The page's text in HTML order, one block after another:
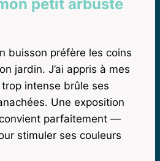
petit arbuste
buisson préfère les coins
jardin. J’ai appris à mes
trop intense brûle ses
Une exposition
parfaitement —
stimuler ses couleurs